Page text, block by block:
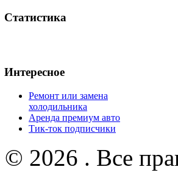
Статистика
Интересное
Ремонт или замена
холодильника
Аренда премиум авто
Тик-ток подписчики
© 2026 . Все